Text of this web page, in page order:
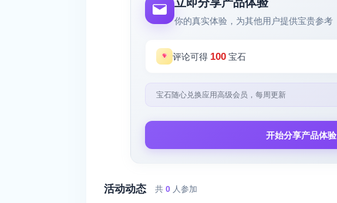
你的真实体验，为其他用户提供宝贵参考
评论可得 100 宝石
宝石随心兑换应用高级会员，每周更新
开始分享产品体验
活动动态 共 0 人参加